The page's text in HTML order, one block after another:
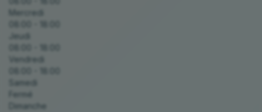
Mercredi
Jeudi
Vendredi
Samedi
Fermé
Dimanche